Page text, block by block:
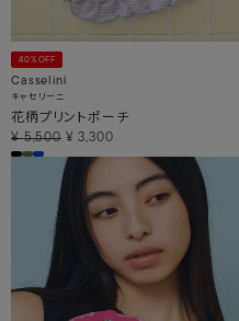
40%OFF
Casselini
キャセリーニ
花柄プリントポーチ
¥ 5,500 ¥ 3,300